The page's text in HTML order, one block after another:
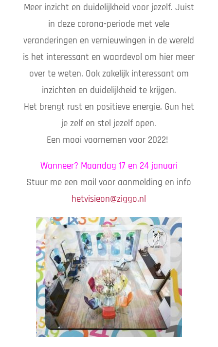
Meer inzicht en duidelijkheid voor jezelf. Juist
in deze corona-periode met vele
veranderingen en vernieuwingen in de wereld
is het interessant en waardevol om hier meer
over te weten. Ook zakelijk interessant om
inzichten en duidelijkheid te krijgen.
Het brengt rust en positieve energie. Gun het
je zelf en stel jezelf open.
Een mooi voornemen voor 2022!
Wanneer? Maandag 17 en 24 januari
Stuur me een mail voor aanmelding en info
hetvisieon@ziggo.nl